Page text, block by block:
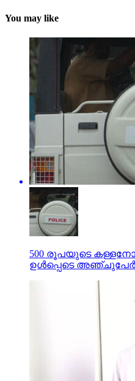
You may like
500 രൂപയുടെ
ഉള്‍പ്പെടെ അഞ്ചുപേര്‍